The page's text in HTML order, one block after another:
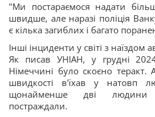
"Ми постараємося надати
швидше, але наразі поліція
є кілька загиблих і багато
Інші інциденти у світі з наїздом
Як писав УНІАН, у грудні
Німеччині було скоєно теракт.
швидкості в'їхав у натовп
щонайменше дві людини
постраждали.